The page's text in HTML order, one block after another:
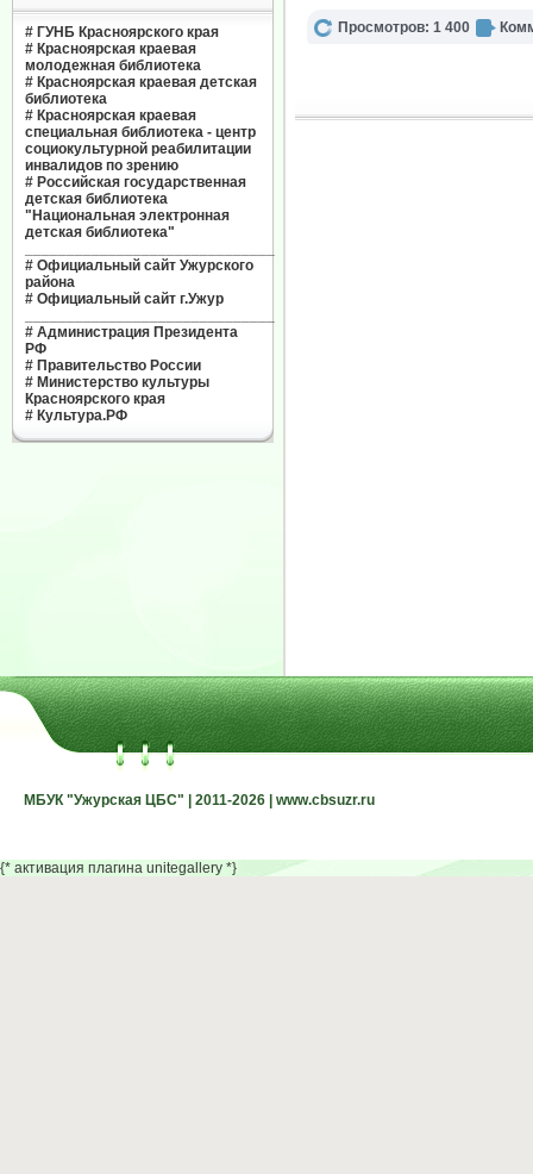
# ГУНБ Красноярского края
# Красноярская краевая
молодежная библиотека
# Красноярская краевая детская
библиотека
# Красноярская краевая
специальная библиотека - центр
социокультурной реабилитации
инвалидов по зрению
# Российская государственная
детская библиотека
"Национальная электронная
детская библиотека"
# Официальный сайт Ужурского
района
# Официальный сайт г.Ужур
# Администрация Президента
РФ
# Правительство России
# Министерство культуры
Красноярского края
# Культура.РФ
Просмотров: 1 400
МБУК "Ужурская ЦБС" | 2011-2026 | www.cbsuzr.ru
МБУК "Ужурская ЦБС" | 2011-2026 | www.cbsuzr.ru
{* активация плагина unitegallery *}